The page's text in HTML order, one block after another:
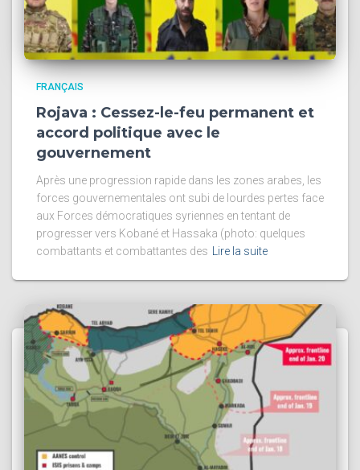
FRANÇAIS
Rojava : Cessez-le-feu permanent et
accord politique avec le
gouvernement
Après une progression rapide dans les zones arabes, les
forces gouvernementales ont subi de lourdes pertes face
aux Forces démocratiques syriennes en tentant de
progresser vers Kobané et Hassaka (photo: quelques
combattants et combattantes des
Lire la suite